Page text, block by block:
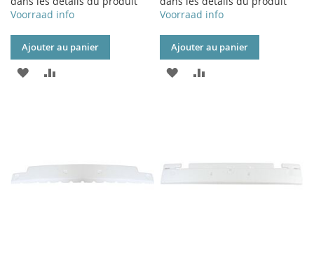
Voorraad info
Ajouter au panier
AJOUTER
D’ENVIE
Voorraad info
Ajouter au panier
AJOUTER
D’ENVIE